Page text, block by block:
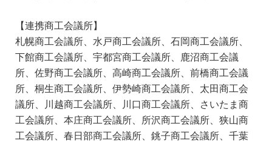
【連携商工会議所】
札幌商工会議所、水戸商工会議所、石岡商工会議所、
下館商工会議所、宇都宮商工会議所、鹿沼商工会議
所、佐野商工会議所、高崎商工会議所、前橋商工会議
所、桐生商工会議所、伊勢崎商工会議所、太田商工会
議所、川越商工会議所、川口商工会議所、さいたま商
工会議所、本庄商工会議所、所沢商工会議所、狭山商
工会議所、春日部商工会議所、銚子商工会議所、千葉